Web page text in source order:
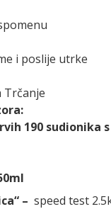
i poslije utrke
Trčanje
190
– speed test